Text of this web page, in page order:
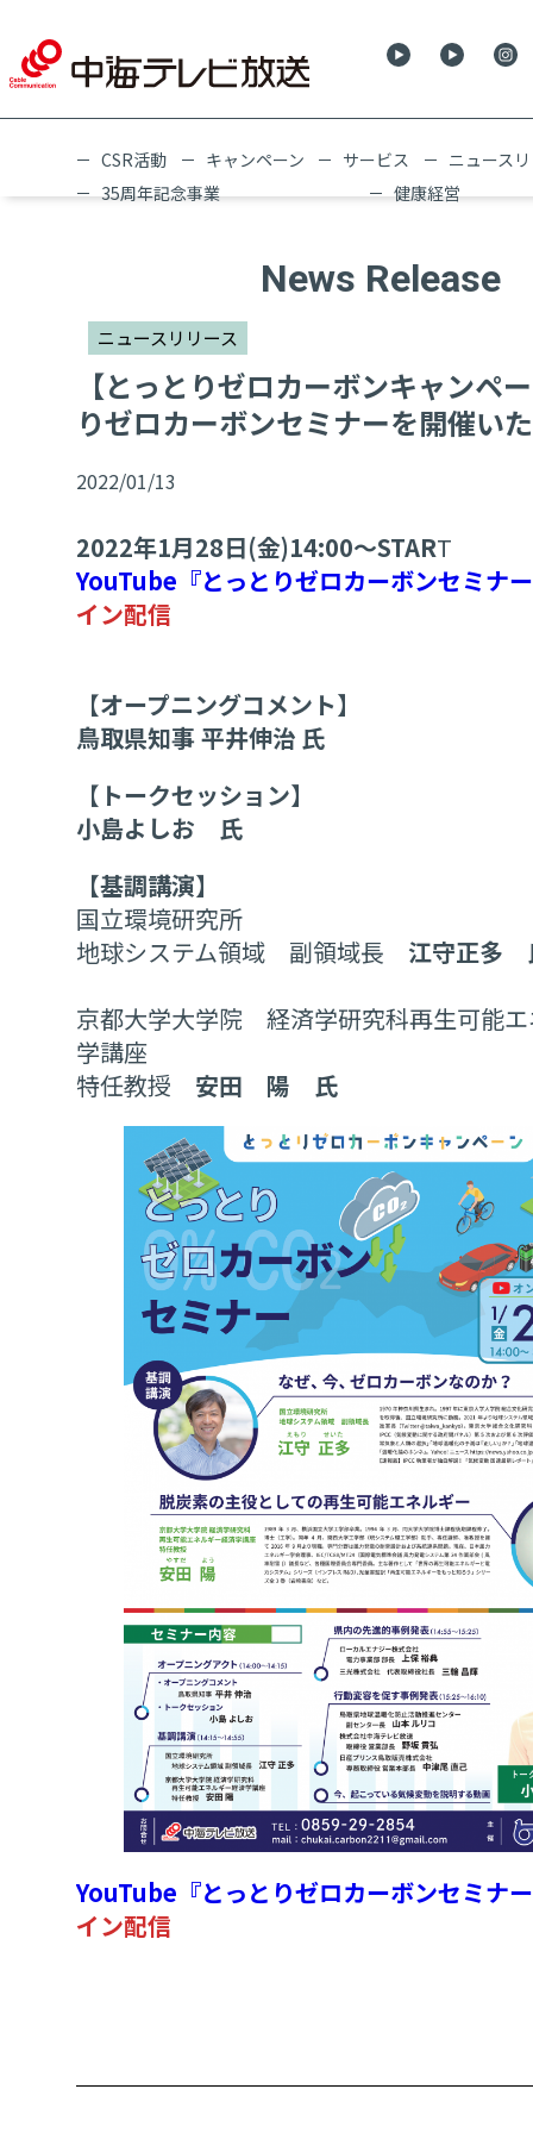
CSR活動 キャンペーン サービス
ニュース
35周年記念事業
健康経営
News Release
ニュースリリース
【とっとりゼロカーボンキャンペ
りゼロカーボンセミナーを開催い
2022/01/13
2022年1月28日(金)14:00～START
YouTube『とっとりゼロカーボンセミナ
イン配信
【オープニングコメント】
鳥取県知事 平井伸治 氏
【 トークセッション】
小島よしお
氏
【基調講演】
国立環境研究所
地球システム領域 副領域長 江守正多
京都大学大学院 経済学研究科再生可能
学講座
特任教授 安田 陽 氏
YouTube『とっとりゼロカーボンセミナ
イン配信